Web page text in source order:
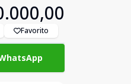
Favorito